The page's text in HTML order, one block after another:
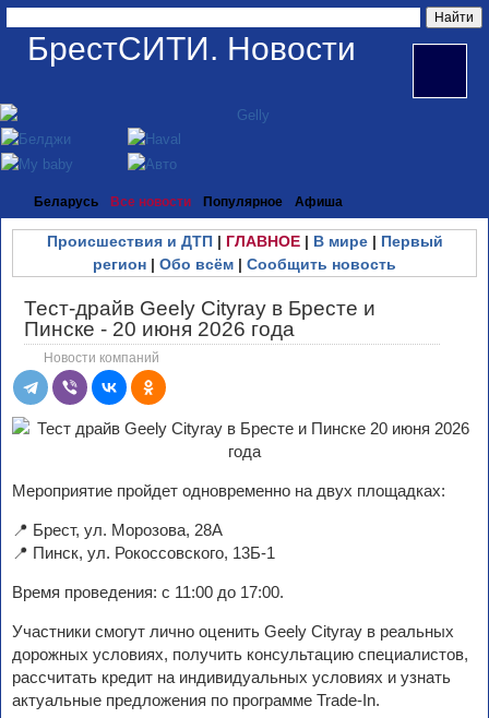
БрестСИТИ. Новости
Беларусь Все новости Популярное Афиша
Происшествия и ДТП| ГЛАВНОЕ| В мире| Первый
регион | Обо всём | Сообщить новость
Тест-драйв Geely Cityray в Бресте и
Пинске - 20 июня 2026 года
Новости компаний
Мероприятие пройдет одновременно на двух площадках:
📍 Брест, ул. Морозова, 28А
📍 Пинск, ул. Рокоссовского, 13Б-1
Время проведения: с 11:00 до 17:00.
Участники смогут лично оценить Geely Cityray в реальных
дорожных условиях, получить консультацию специалистов,
рассчитать кредит на индивидуальных условиях и узнать
актуальные предложения по программе Trade-In.